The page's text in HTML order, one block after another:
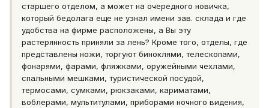
старшего отделом, а может на очередного новичка,
который бедолага еще не узнал имени зав. склада и где
удобства на фирме расположены, а Вы эту
растерянность приняли за лень? Кроме того, отделы, где
представлены ножи, торгуют биноклями, телескопами,
фонарями, фарами, фляжками, оружейными чехлами,
спальными мешками, туристической посудой,
термосами, сумками, рюкзаками, кариматами,
воблерами, мультитулами, приборами ночного видения,